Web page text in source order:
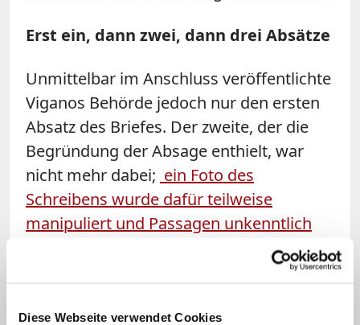
Diese Webseite verwendet Cookies
Erst ein, dann zwei, dann drei Absätze
Unmittelbar im Anschluss veröffentlichte
Viganos Behörde jedoch nur den ersten
Absatz des Briefes. Der zweite, der die
Begründung der Absage enthielt, war
nicht mehr dabei; ein Foto des
Schreibens wurde dafür teilweise
manipuliert und Passagen unkenntlich
Nachrichtenagentur Associated Press
Manipulation, die "die Bedeutung des